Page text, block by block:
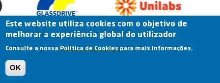
Previous
Fale Connosco Portal Online Arquivo
Termos e Condições | Política de Privacidade |
Este website utiliza cookies com o objetivo de
melhorar a experiência global do utilizador
Consulte a nossa Política de Cookies para mais informações.
OK